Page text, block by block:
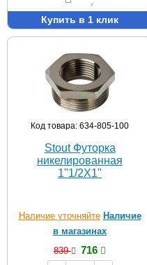
Купить в 1 клик
Код товара: 634-805-100
Stout Футорка
никелированная
1"1/2X1"
Наличие уточняйте Наличие
в магазинах
839
716